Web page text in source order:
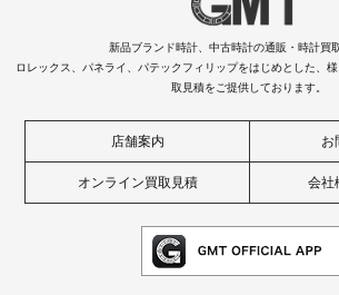
新品ブランド時計、中古時計の通販・時計買
ロレックス、パネライ、パテックフィリップをはじめとした、
取見積をご提供しております。
店舗案内 お
オンライン買取見積 会社